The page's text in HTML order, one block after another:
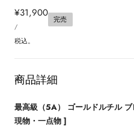
通
常
価
¥31,900
単
価/あ
り
完売
税込。
商品詳細
最高級（5A） ゴールドルチル
現物・一点物 ]